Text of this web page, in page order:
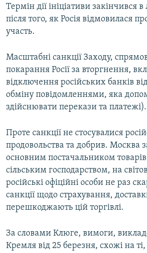
Термін дії ініціативи закінчився
після того, як Росія відмовилася
участь.
Масштабні санкції Заходу,
покарання Росії за вторгнення,
відключення російських банків
обміну повідомленнями, яка
здійснювати перекази та платежі).
Проте санкції не стосувалися
продовольства та добрив. Москва
основним постачальником товарів,
сільським господарством, на
російські офіційні особи не раз
санкції щодо страхування,
перешкоджають цій торгівлі.
За словами Клюге, вимоги,
Кремля від 25 березня, схожі на